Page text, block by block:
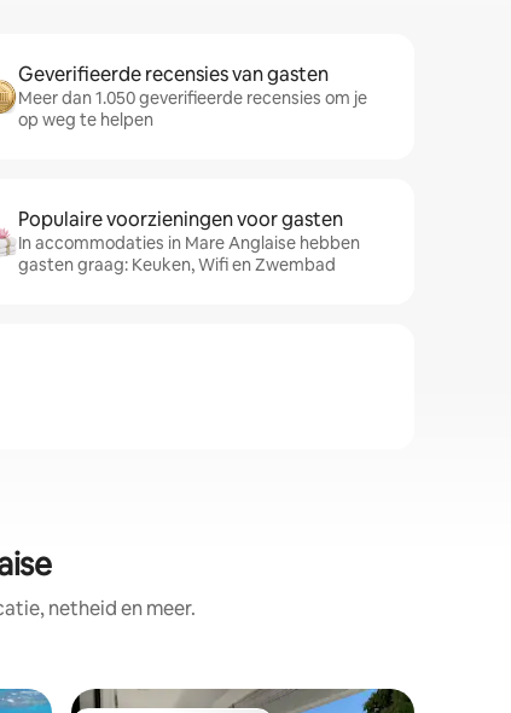
Geverifieerde recensies van gasten
Meer dan 1.050 geverifieerde recensies om je
op weg te helpen
Populaire voorzieningen voor gasten
In accommodaties in Mare Anglaise hebben
gasten graag: Keuken, Wifi en Zwembad
netheid en meer.